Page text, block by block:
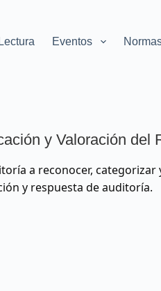
Eventos
y Valoración del
a reconocer,
y respuesta de auditoría.